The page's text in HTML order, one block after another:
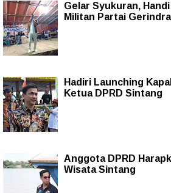
Gelar Syukuran,
Militan Partai Gerindra
Hadiri Launching
Ketua DPRD Sintang
Anggota DPRD
Wisata Sintang